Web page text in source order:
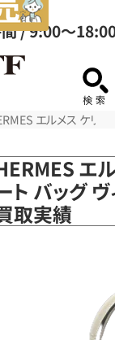
/ 9:00～
サ
エルメス ケリ
エ
ト バッグ
取実績